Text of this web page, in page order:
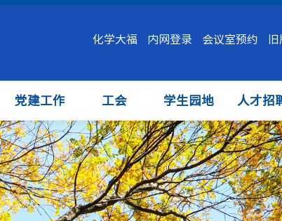
党建工作 工会 学生园地 人才招
化学大福 内网登录 会议室预约